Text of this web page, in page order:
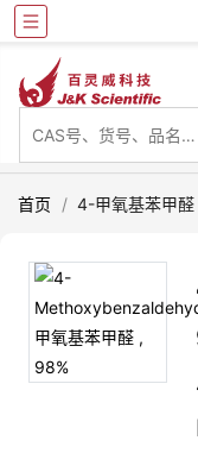
首页 / 4-甲氧基苯甲